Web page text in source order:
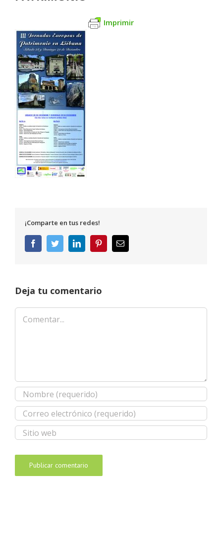
Imprimir
¡Comparte en tus redes!
FacebookTwitterLinkedInPinterestCorreo
electrónico
Deja tu comentario
Comentar